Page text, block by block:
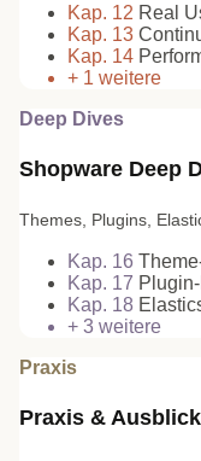
Kap. 12 Real
Kap. 13
Kap. 14
+ 1 weitere
Deep Dives
Shopware Deep
Themes, Plugins,
Kap. 16
Kap. 17
Kap. 18
+ 3 weitere
Praxis
Praxis & Ausblick